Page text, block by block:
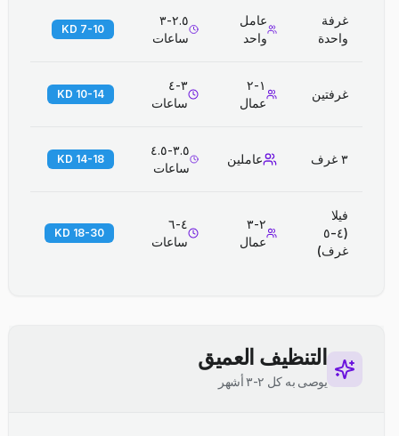
غرفة
واحدة
عامل
واحد
٢.٥-٣
ساعات
7-10 KD
غرفتين
١-٢
عمال
٣-٤
ساعات
10-14 KD
٣ غرف عاملين
٣.٥-٤.٥
ساعات
14-18 KD
فيلا
(٤-٥
غرف)
٢-٣
عمال
٤-٦
ساعات
18-30 KD
التنظيف العميق
يوصى به كل ٢-٣ أشهر